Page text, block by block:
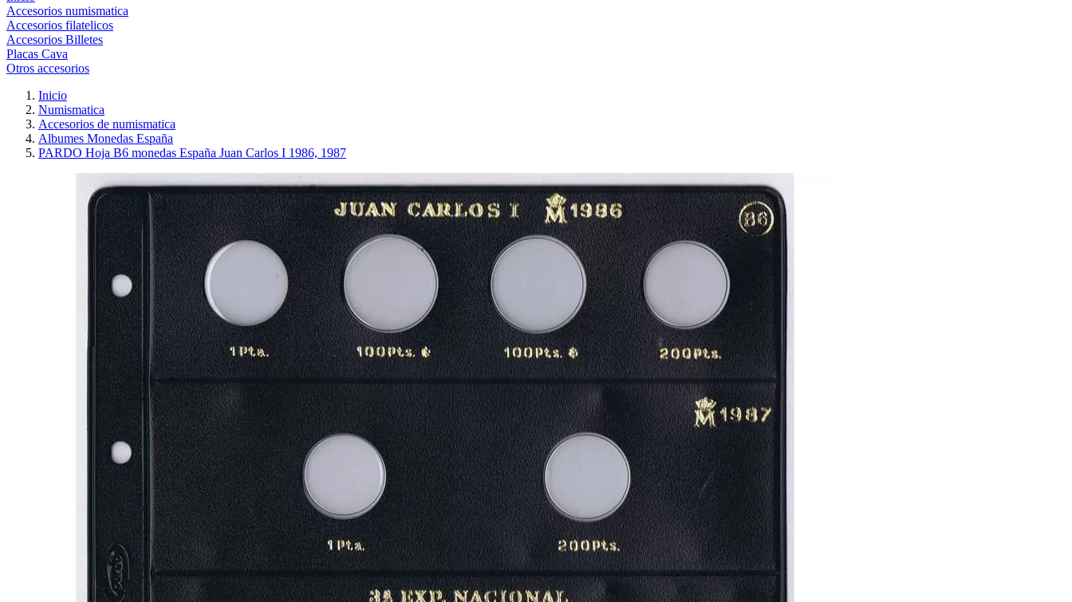
Accesorios numismatica
Accesorios filatelicos
Accesorios Billetes
Placas Cava
Otros accesorios
Inicio
Numismatica
Accesorios de numismatica
Albumes Monedas España
PARDO Hoja B6 monedas España Juan Carlos I 1986, 1987